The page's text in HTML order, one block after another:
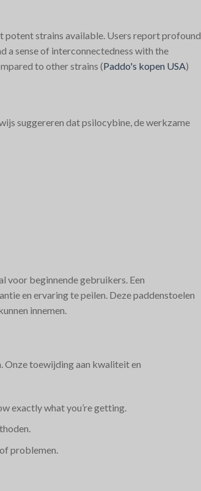
potent strains available. Users report profound
a sense of interconnectedness with the
to other strains​ (Paddo's kopen USA)
suggereren dat psilocybine, de werkzame
voor beginnende gebruikers. Een
en ervaring te peilen. Deze paddenstoelen
innemen.
Onze toewijding aan kwaliteit en
exactly what you’re getting.
problemen.